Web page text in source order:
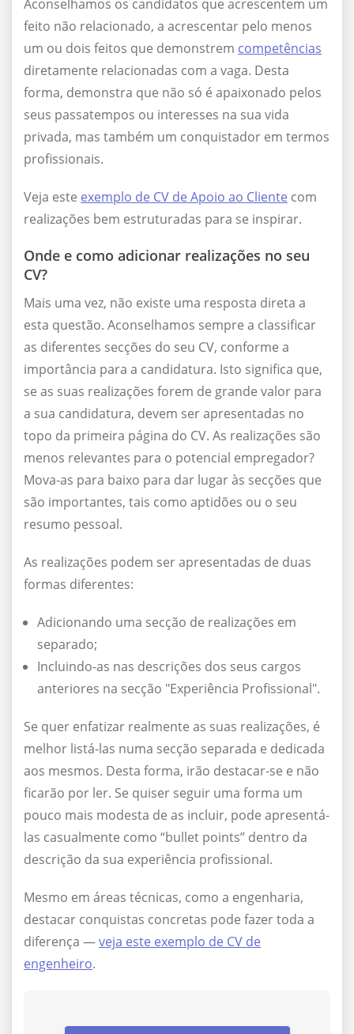
Aconselhamos os candidatos que acrescentem um
feito não relacionado, a acrescentar pelo menos
um ou dois feitos que demonstrem competências
diretamente relacionadas com a vaga. Desta
forma, demonstra que não só é apaixonado pelos
seus passatempos ou interesses na sua vida
privada, mas também um conquistador em termos
profissionais.
Veja este exemplo de CV de Apoio ao Cliente com
realizações bem estruturadas para se inspirar.
Onde e como adicionar realizações no seu
CV?
Mais uma vez, não existe uma resposta direta a
esta questão. Aconselhamos sempre a classificar
as diferentes secções do seu CV, conforme a
importância para a candidatura. Isto significa que,
se as suas realizações forem de grande valor para
a sua candidatura, devem ser apresentadas no
topo da primeira página do CV. As realizações são
menos relevantes para o potencial empregador?
Mova-as para baixo para dar lugar às secções que
são importantes, tais como aptidões ou o seu
resumo pessoal.
As realizações podem ser apresentadas de duas
formas diferentes:
Adicionando uma secção de realizações em
separado;
Incluindo-as nas descrições dos seus cargos
anteriores na secção "Experiência Profissional".
Se quer enfatizar realmente as suas realizações, é
melhor listá-las numa secção separada e dedicada
aos mesmos. Desta forma, irão destacar-se e não
ficarão por ler. Se quiser seguir uma forma um
pouco mais modesta de as incluir, pode apresentá-
las casualmente como “bullet points” dentro da
descrição da sua experiência profissional.
Mesmo em áreas técnicas, como a engenharia,
destacar conquistas concretas pode fazer toda a
diferença —veja este exemplo de CV de
engenheiro.